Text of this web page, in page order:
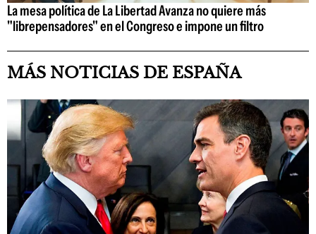
La mesa política de La Libertad Avanza no quiere más
"librepensadores" en el Congreso e impone un filtro
MÁS NOTICIAS DE ESPAÑA